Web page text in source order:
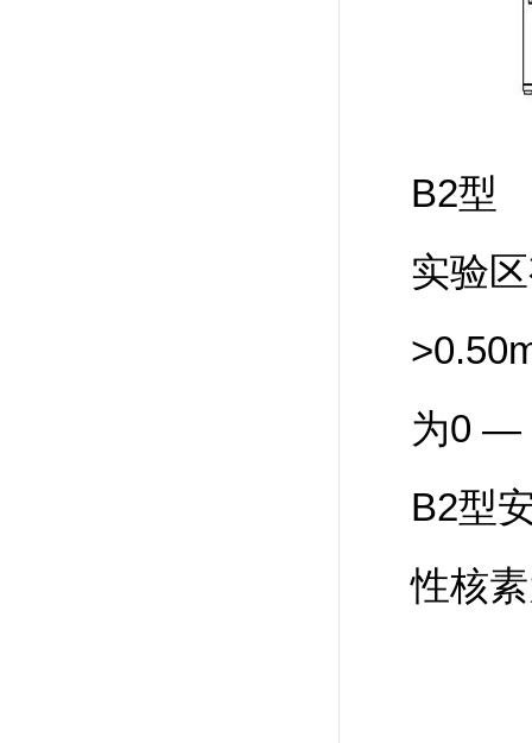
B2型
实验
为0 —
B2型
性核